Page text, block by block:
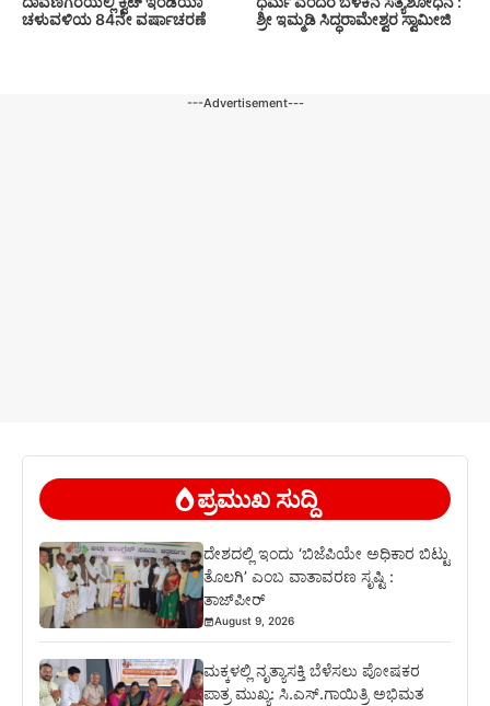
ಚಳುವಳಿಯ 84ನೇ ವರ್ಷಾಚರಣೆ
ಶ್ರೀ ಇಮ್ಮಡಿ ಸಿದ್ಧರಾಮೇಶ್ವರ ಸ್ವಾಮೀಜಿ
---Advertisement---
ಪ್ರಮುಖ ಸುದ್ದಿ
ದೇಶದಲ್ಲಿ ಇಂದು ‘ಬಿಜೆಪಿಯೇ ಅಧಿಕಾರ ಬಿಟ್ಟು
ತೊಲಗಿ’ ಎಂಬ ವಾತಾವರಣ ಸೃಷ್ಟಿ :
ತಾಜ್‌ಪೀರ್
August 9, 2026
ಮಕ್ಕಳಲ್ಲಿ ನೃತ್ಯಾಸಕ್ತಿ ಬೆಳೆಸಲು ಪೋಷಕರ
ಪಾತ್ರ ಮುಖ್ಯ: ಸಿ.ಎಸ್.ಗಾಯಿತ್ರಿ ಅಭಿಮತ